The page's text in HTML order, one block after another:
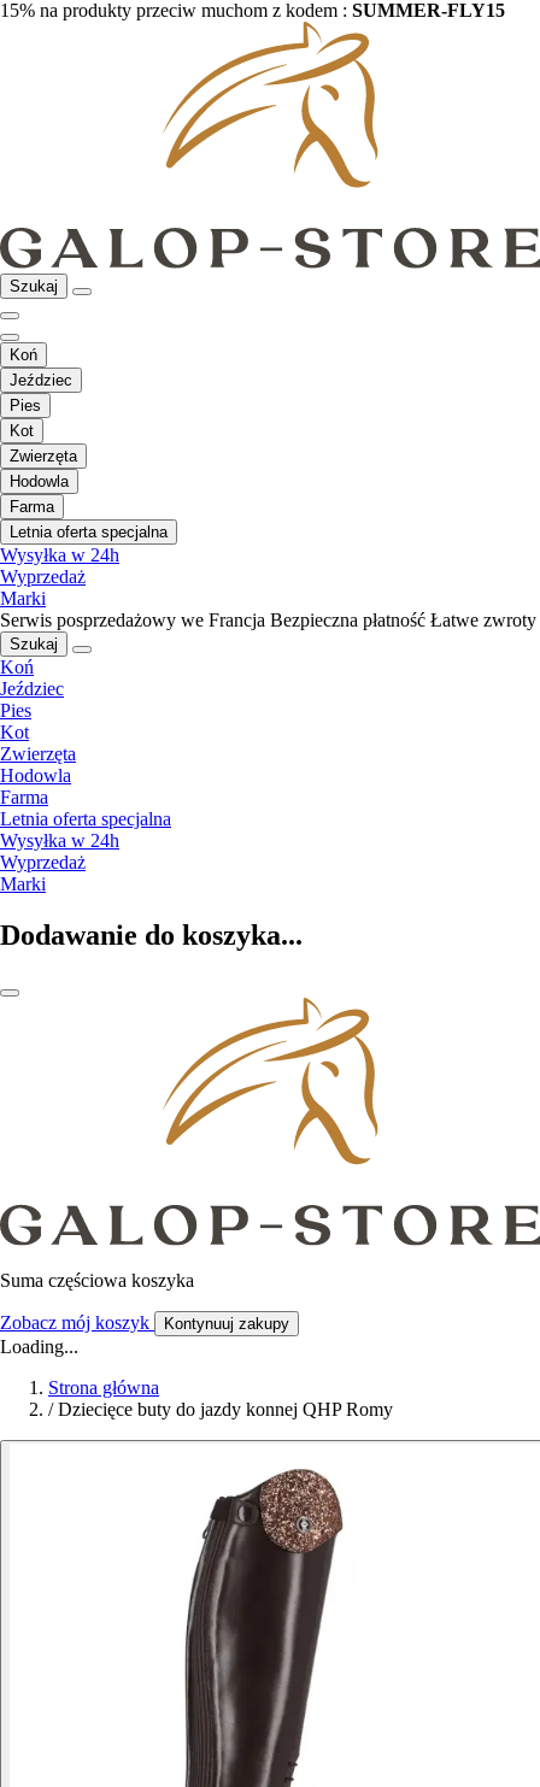
15% na produkty przeciw muchom z kodem : SUMMER-FLY15
Szukaj
Koń
Jeździec
Pies
Kot
Zwierzęta
Hodowla
Farma
Letnia oferta specjalna
Wysyłka w 24h
Wyprzedaż
Marki
Serwis posprzedażowy we Francja Bezpieczna płatność Łatwe zwroty
Szukaj
Koń
Jeździec
Pies
Kot
Zwierzęta
Hodowla
Farma
Letnia oferta specjalna
Wysyłka w 24h
Wyprzedaż
Marki
Dodawanie do koszyka...
Suma częściowa koszyka
Zobacz mój koszyk Kontynuuj zakupy
Loading...
Strona główna
/ Dziecięce buty do jazdy konnej QHP Romy